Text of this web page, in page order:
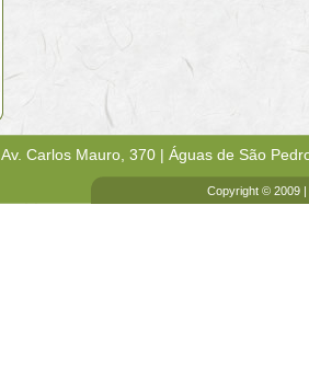
Av. Carlos Mauro, 370 | Águas de São
Copyright © 2009